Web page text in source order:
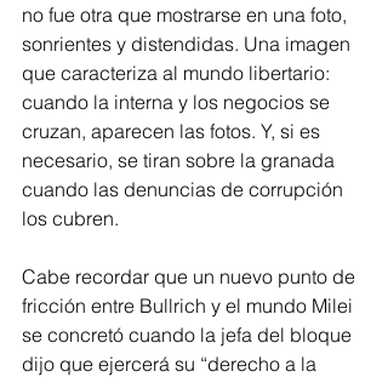
no fue otra que mostrarse en una foto,
sonrientes y distendidas. Una imagen
que caracteriza al mundo libertario:
cuando la interna y los negocios se
cruzan, aparecen las fotos. Y, si es
necesario, se tiran sobre la granada
cuando las denuncias de corrupción
los cubren.
Cabe recordar que un nuevo punto de
fricción entre Bullrich y el mundo Milei
se concretó cuando la jefa del bloque
dijo que ejercerá su “derecho a la